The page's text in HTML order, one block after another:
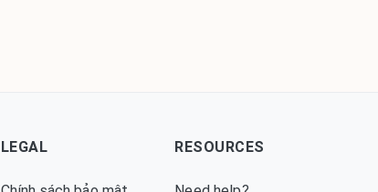
LEGAL RESOURCES